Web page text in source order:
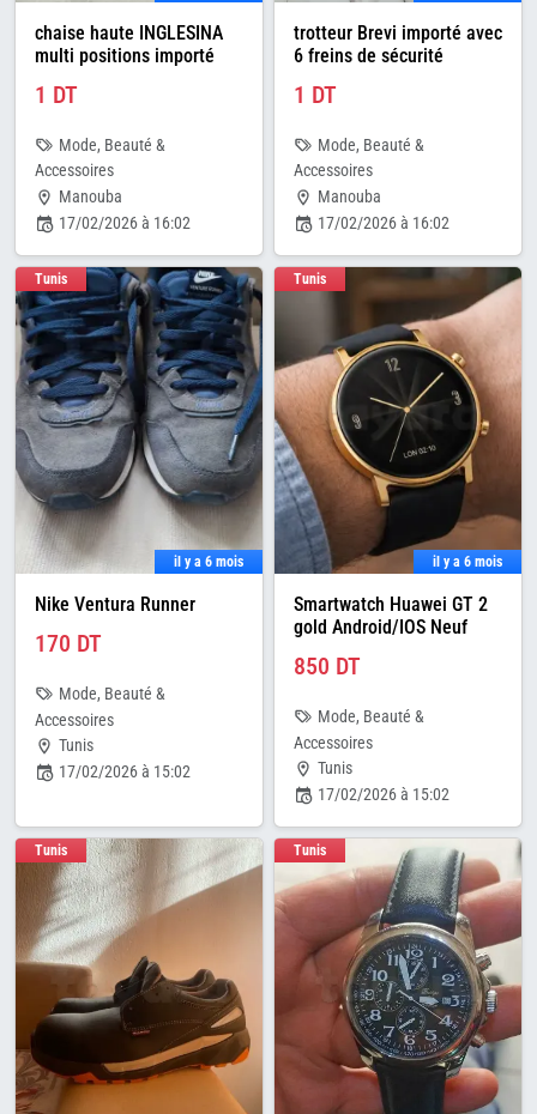
chaise haute INGLESINA
multi positions importé
1 DT
Mode, Beauté &
Accessoires
Manouba
17/02/2026 à 16:02
trotteur Brevi importé avec
6 freins de sécurité
1 DT
Mode, Beauté &
Accessoires
Manouba
17/02/2026 à 16:02
Tunis
il y a 6 mois
Nike Ventura Runner
170 DT
Mode, Beauté &
Accessoires
Tunis
17/02/2026 à 15:02
Tunis
il y a 6 mois
Smartwatch Huawei GT 2
gold Android/IOS Neuf
850 DT
Mode, Beauté &
Accessoires
Tunis
17/02/2026 à 15:02
Tunis Tunis